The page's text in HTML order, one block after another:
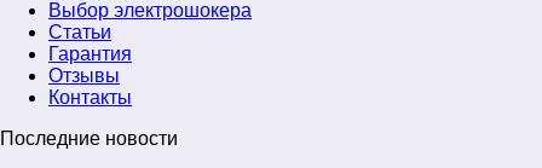
Выбор электрошокера
Статьи
Гарантия
Отзывы
Контакты
Последние новости